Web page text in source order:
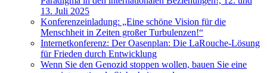
13. Juli 2025
Konferenzeinladung: „Eine schöne Vision für die
Menschheit in Zeiten großer Turbulenzen!“
Internetkonferenz: Der Oasenplan: Die LaRouche-Lösung
für Frieden durch Entwicklung
Wenn Sie den Genozid stoppen wollen, bauen Sie eine